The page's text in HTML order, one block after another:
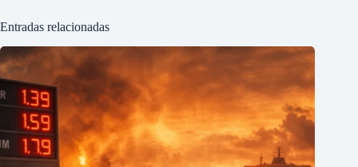
Entradas relacionadas